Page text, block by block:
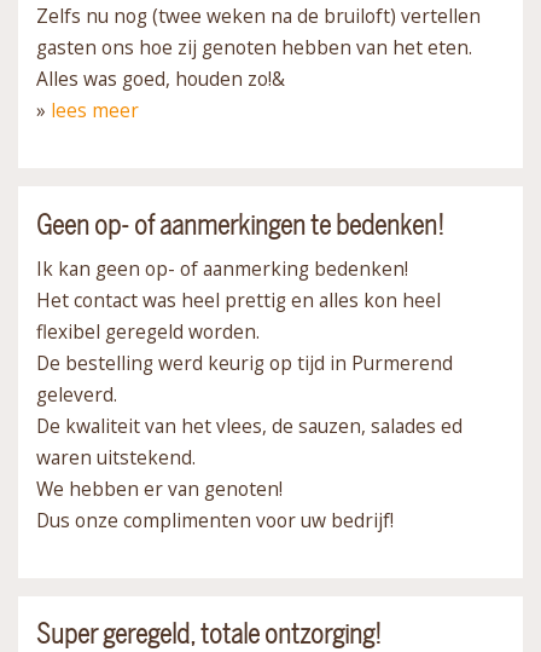
Zelfs nu nog (twee weken na de bruiloft) vertellen
gasten ons hoe zij genoten hebben van het eten.
Alles was goed, houden zo!&
» lees meer
Geen op- of aanmerkingen te bedenken!
Ik kan geen op- of aanmerking bedenken!
Het contact was heel prettig en alles kon heel
flexibel geregeld worden.
De bestelling werd keurig op tijd in Purmerend
geleverd.
De kwaliteit van het vlees, de sauzen, salades ed
waren uitstekend.
We hebben er van genoten!
Dus onze complimenten voor uw bedrijf!
Super geregeld, totale ontzorging!